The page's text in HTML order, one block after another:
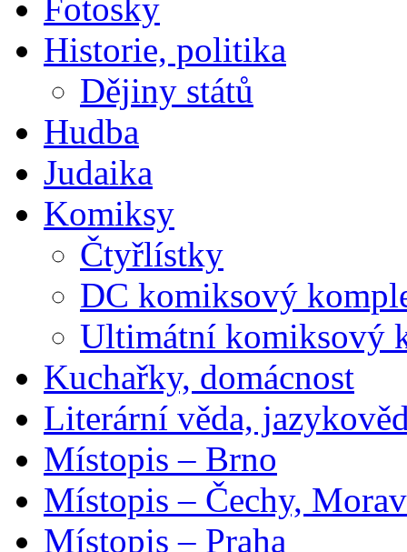
Fotosky
Historie, politika
Dějiny států
Hudba
Judaika
Komiksy
Čtyřlístky
DC komiksový
Ultimátní komiksový
Kuchařky, domácnost
Literární věda,
Místopis – Brno
Místopis – Čechy,
Místopis – Praha